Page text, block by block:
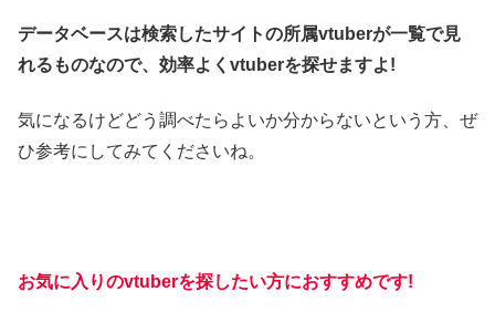
データベースは検索したサイトの所属vtuberが一覧で見
れるものなので、効率よくvtuberを探せますよ!
気になるけどどう調べたらよいか分からないという方、ぜ
ひ参考にしてみてくださいね。
お気に入りのvtuberを探したい方におすすめです!